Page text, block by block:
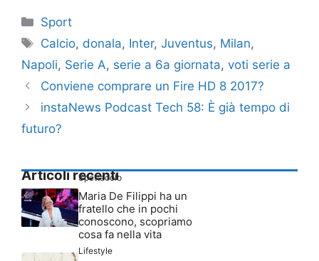
Categorie
Sport
Tag
Calcio, donala, Inter,Juventus, Milan,
Napoli, Serie A, serie a 6a giornata, voti serie a
Conviene comprare un Fire HD 8 2017?
instaNews Podcast Tech 58: È già tempo di
futuro?
Articoli recenti
Spettacolo
Maria De Filippi ha un
fratello che in pochi
conoscono, scopriamo
cosa fa nella vita
Lifestyle